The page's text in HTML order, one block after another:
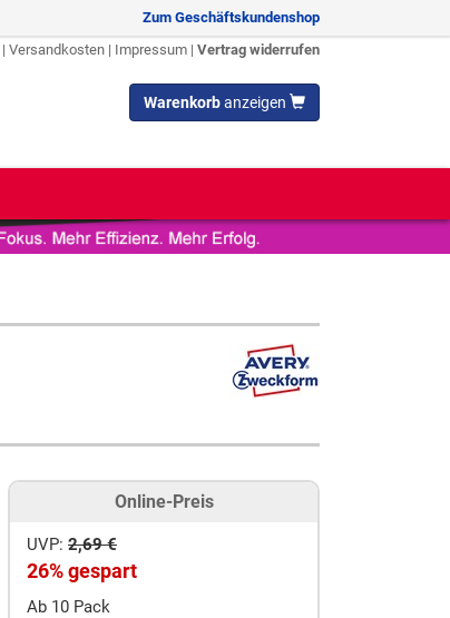
Zum Geschäftskundenshop
| Versandkosten | Impressum | Vertrag widerrufen
Warenkorbanzeigen
Online-Preis
UVP: 2,69 €
26% gespart
Ab 10 Pack